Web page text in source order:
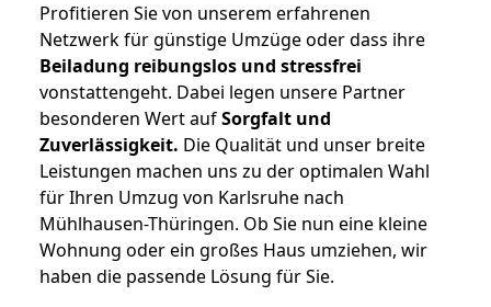
Profitieren Sie von unserem erfahrenen
Netzwerk für günstige Umzüge oder dass ihre
Beiladung reibungslos und stressfrei
vonstattengeht. Dabei legen unsere Partner
besonderen Wert aufSorgfalt und
Zuverlässigkeit. Die Qualität und unser breite
Leistungen machen uns zu der optimalen Wahl
für Ihren Umzug von Karlsruhe nach
Mühlhausen-Thüringen. Ob Sie nun eine kleine
Wohnung oder ein großes Haus umziehen, wir
haben die passende Lösung für Sie.